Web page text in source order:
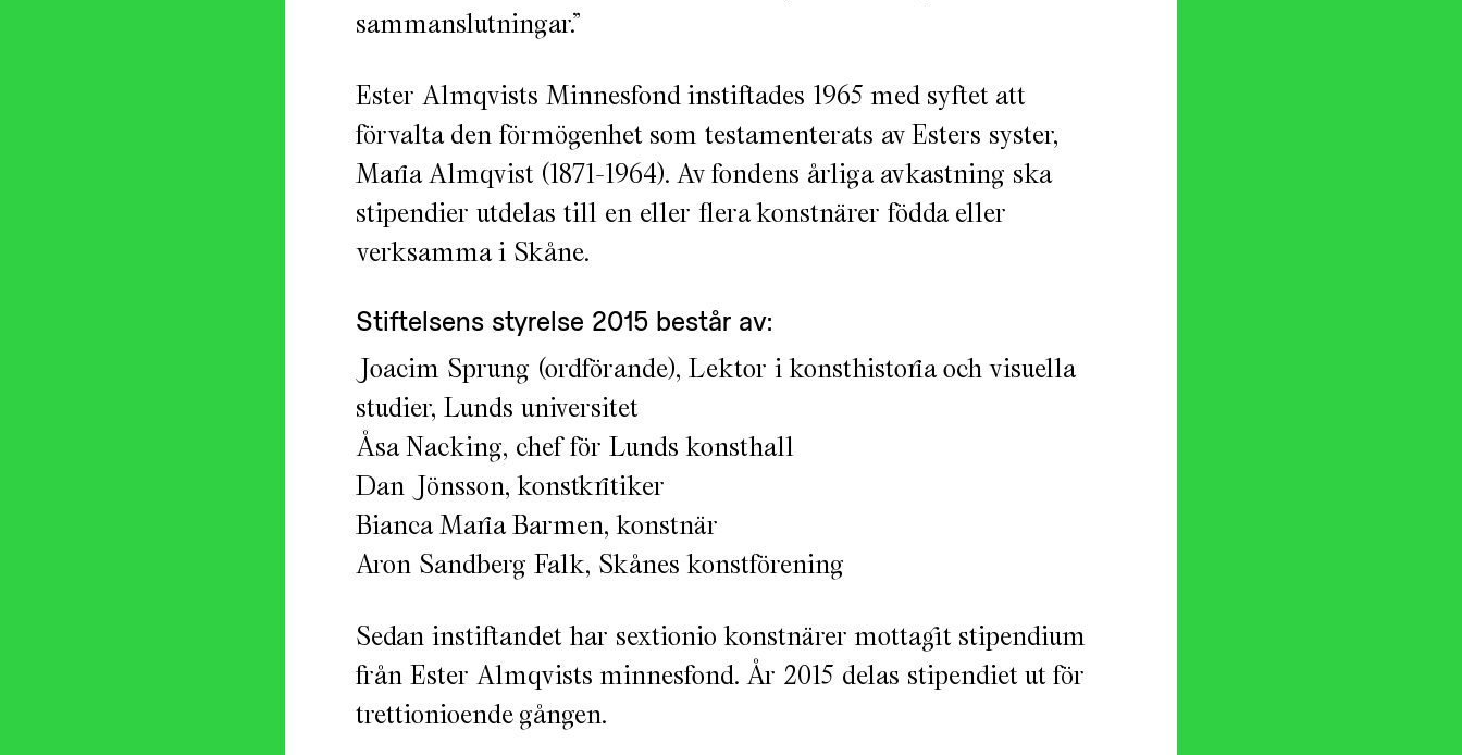
sammanslutningar.”
Ester Almqvists Minnesfond instiftades 1965 med syftet att
förvalta den förmögenhet som testamenterats av Esters syster,
Maria Almqvist (1871-1964). Av fondens årliga avkastning ska
stipendier utdelas till en eller flera konstnärer födda eller
verksamma i Skåne.
Stiftelsens styrelse 2015 består av:
Joacim Sprung (ordförande), Lektor i konsthistoria och visuella
studier, Lunds universitet
Åsa Nacking, chef för Lunds konsthall
Dan Jönsson, konstkritiker
Bianca Maria Barmen, konstnär
Aron Sandberg Falk, Skånes konstförening
Sedan instiftandet har sextionio konstnärer mottagit stipendium
från Ester Almqvists minnesfond. År 2015 delas stipendiet ut för
trettionioende gången.